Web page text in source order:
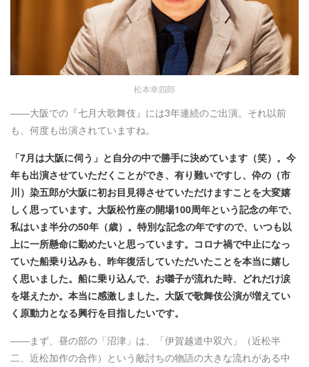
松本幸四郎
――大阪での『七月大歌舞伎』には3年連続のご出演。それ以前
も、何度も出演されていますね。
「7月は大阪に伺う」と自分の中で勝手に決めています（笑）。今
年も出演させていただくことができ、有り難いですし、伜の（市
川）染五郎が大阪に初お目見得させていただけますことを大変嬉
しく思っています。大阪松竹座の開場100周年という記念の年で、
私はいま半分の50年（歳）。特別な記念の年ですので、いつも以
上に一所懸命に勤めたいと思っています。コロナ禍で中止になっ
ていた船乗り込みも、昨年復活していただいたことを本当に嬉し
く思いました。船に乗り込んで、お囃子が流れた時、どれだけ涙
を堪えたか。本当に感激しました。大阪で歌舞伎公演が増えてい
く原動力となる興行を目指したいです。
――まず、昼の部の「沼津」は、「伊賀越道中双六」（近松半
二、近松加作の合作）という敵討ちの物語の大きな流れがある中